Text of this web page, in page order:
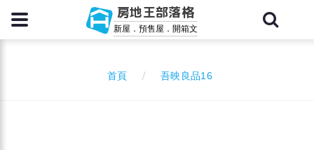
房地王部落格
新屋．預售屋．開箱文
首頁 吾映良品16